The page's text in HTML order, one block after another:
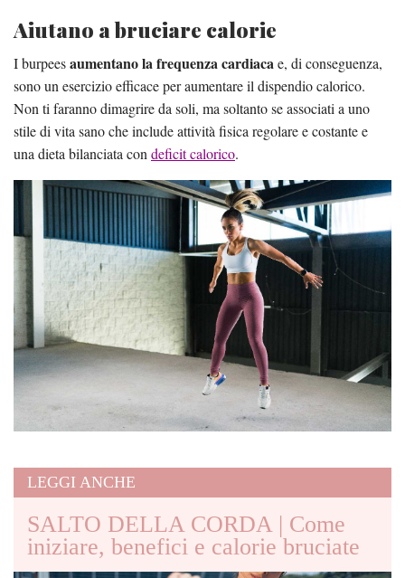
Aiutano a bruciare calorie
I burpeesaumentano la frequenza cardiacae, di conseguenza,
sono un esercizio efficace per aumentare il dispendio calorico.
Non ti faranno dimagrire da soli, ma soltanto se associati a uno
stile di vita sano che include attività fisica regolare e costante e
una dieta bilanciata con deficit calorico.
LEGGI ANCHE
SALTO DELLA CORDA | Come
iniziare, benefici e calorie bruciate